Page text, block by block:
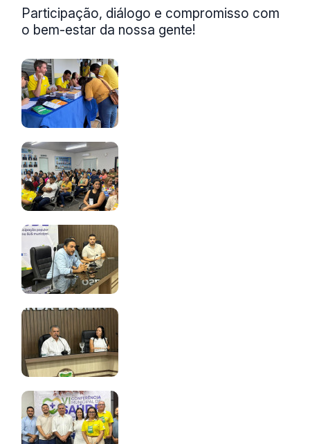
Participação, diálogo e compromisso com
o bem-estar da nossa gente!